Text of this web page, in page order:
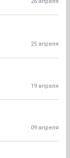
25 апреля
19 апреля
09 апреля